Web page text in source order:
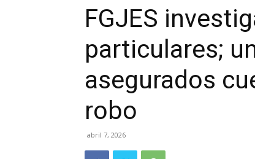
FGJES
particulares;
asegurados
robo
abril 7, 2026